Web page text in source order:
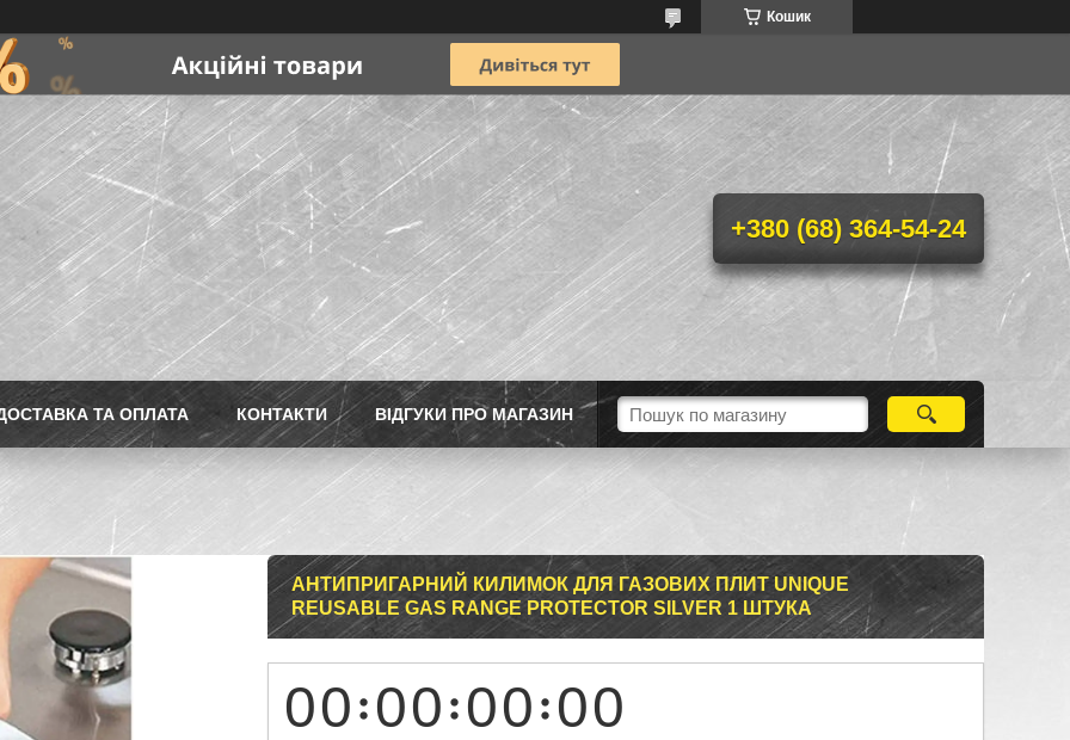
Кошик
+380 (68) 364-54-24
ТА ОПЛАТА КОНТАКТИ ВІДГУКИ ПРО МАГАЗИН
АНТИПРИГАРНИЙ КИЛИМОК ДЛЯ ГАЗОВИХ ПЛИТ UNIQUE
REUSABLE GAS RANGE PROTECTOR SILVER 1 ШТУКА
00 00 00 00